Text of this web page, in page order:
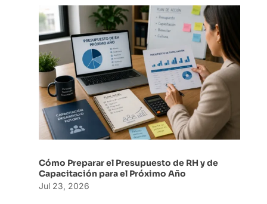
Cómo Preparar el Presupuesto de RH y de
Capacitación para el Próximo Año
Jul 23, 2026